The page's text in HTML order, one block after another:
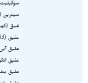
سیترین
شبق
عقیق
عقیق
عقیق
عقیق